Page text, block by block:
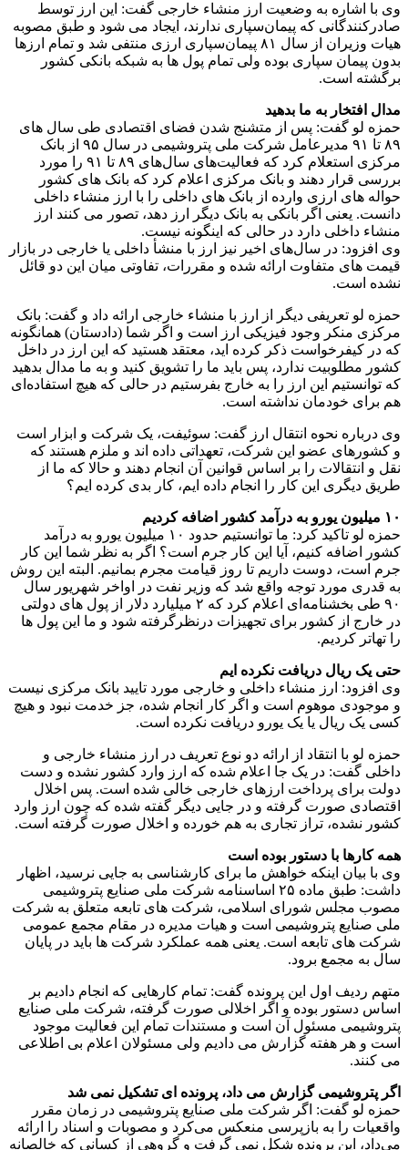
وی با اشاره به وضعیت ارز منشاء خارجی گفت: این ارز توسط
صادرکنندگانی که پیمان‌سپاری ندارند، ایجاد می شود و طبق مصوبه
هیات وزیران از سال ۸۱ پیمان‌سپاری ارزی منتفی شد و تمام ارزها
بدون پیمان سپاری بوده ولی تمام پول ها به شبکه بانکی کشور
برگشته است.
مدال افتخار به ما بدهید
حمزه لو گفت: پس از متشنج شدن فضای اقتصادی طی سال های
۸۹ تا ۹۱ مدیرعامل شرکت ملی پتروشیمی در سال ۹۵ از بانک
مرکزی استعلام ‌کرد که فعالیت‌های سال‌های ۸۹ تا ۹۱ را مورد
بررسی قرار دهند و بانک مرکزی اعلام کرد که بانک های کشور
حواله های ارزی وارده از بانک های داخلی را با ارز منشاء داخلی
دانست. یعنی اگر بانکی به بانک دیگر ارز دهد، تصور می کنند ارز
منشاء داخلی دارد در حالی که اینگونه نیست.
وی افزود: در سال‌های اخیر نیز ارز با منشأ داخلی یا خارجی در بازار
قیمت های متفاوت ارائه شده و مقررات، تفاوتی میان این دو قائل
نشده است.
حمزه لو تعریفی دیگر از ارز با منشاء خارجی ارائه داد و گفت: بانک
مرکزی منکر وجود فیزیکی ارز است و اگر شما (دادستان) همانگونه
که در کیفرخواست ذکر کرده اید، معتقد هستید که این ارز در داخل
کشور مطلوبیت ندارد، پس باید ما را تشویق کنید و به ما مدال بدهید
که توانستیم این ارز را به خارج بفرستیم در حالی که هیچ استفاده‌ای
هم برای خودمان نداشته است.
وی درباره نحوه انتقال ارز گفت: سوئیفت، یک شرکت و ابزار است
و کشورهای عضو این شرکت، تعهداتی داده اند و ملزم هستند که
نقل و انتقالات را بر اساس قوانین آن انجام دهند و حالا که ما از
طریق دیگری این کار را انجام داده ایم، کار بدی کرده ایم؟
۱۰ میلیون یورو به درآمد کشور اضافه کردیم
حمزه لو تاکید کرد: ما توانستیم حدود ۱۰ میلیون یورو به درآمد
کشور اضافه کنیم، آیا این کار جرم است؟ اگر به نظر شما این کار
جرم است، دوست داریم تا روز قیامت مجرم بمانیم. البته این روش
به قدری مورد توجه واقع شد که وزیر نفت در اواخر شهریور سال
۹۰ طی بخشنامه‌ای اعلام کرد که ۲ میلیارد دلار از پول های دولتی
در خارج از کشور برای تجهیزات درنظرگرفته شود و ما این پول ها
را تهاتر کردیم.
حتی یک ریال دریافت نکرده ایم
وی افزود: ارز منشاء داخلی و خارجی مورد تایید بانک مرکزی نیست
و موجودی موهوم است و اگر کار انجام شده، جز خدمت نبود و هیچ
کسی یک ریال یا یک یورو دریافت نکرده است.
حمزه لو با انتقاد از ارائه دو نوع تعریف در ارز منشاء خارجی و
داخلی گفت: در یک جا اعلام شده که ارز وارد کشور نشده و دست
دولت برای پرداخت ارزهای خارجی خالی شده است. پس اخلال
اقتصادی صورت گرفته و در جایی دیگر گفته شده که چون ارز وارد
کشور نشده، تراز تجاری به هم خورده و اخلال صورت گرفته است.
همه کارها با دستور بوده است
وی با بیان اینکه خواهش ما برای کارشناسی به جایی نرسید، اظهار
داشت: طبق ماده ۲۵ اساسنامه شرکت ملی صنایع پتروشیمی
مصوب مجلس شورای اسلامی، شرکت های تابعه متعلق به شرکت
ملی صنایع پتروشیمی است و هیات مدیره در مقام مجمع عمومی
شرکت های تابعه است. یعنی همه عملکرد شرکت ها باید در پایان
سال به مجمع برود.
متهم ردیف اول این پرونده گفت: تمام کارهایی که انجام دادیم بر
اساس دستور بوده و اگر اخلالی صورت گرفته، شرکت ملی صنایع
پتروشیمی مسئول آن است و مستندات تمام این فعالیت موجود
است و هر هفته گزارش می دادیم ولی مسئولان اعلام بی اطلاعی
می کنند.
اگر پتروشیمی گزارش می داد، پرونده ای تشکیل نمی شد
حمزه لو گفت: اگر شرکت ملی صنایع پتروشیمی در زمان مقرر
واقعیات را به بازپرسی منعکس می‌کرد و مصوبات و اسناد را ارائه
می‌داد، این پرونده شکل نمی گرفت و گروهی از کسانی که خالصانه